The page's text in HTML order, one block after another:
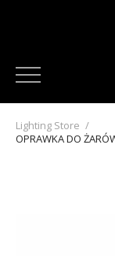
Lighting Store /
OPRAWKA DO